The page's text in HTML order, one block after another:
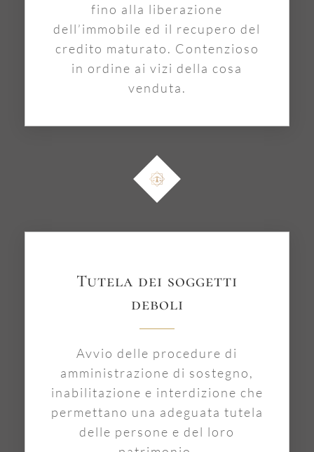
fino alla liberazione
dell’immobile ed il recupero del
credito maturato. Contenzioso
in ordine ai vizi della cosa
venduta.
Tutela dei soggetti
deboli
Avvio delle procedure di
amministrazione di sostegno,
inabilitazione e interdizione che
permettano una adeguata tutela
delle persone e del loro